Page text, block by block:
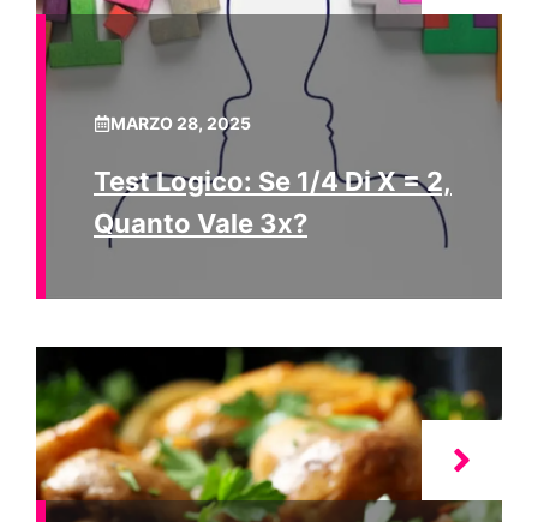
MARZO 28, 2025
Test Logico: Se 1/4 Di X = 2,
Quanto Vale 3x?